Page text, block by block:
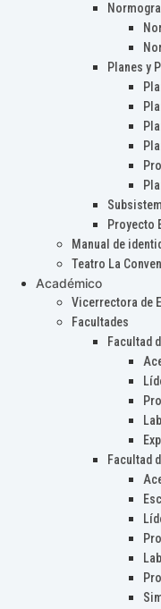
Planes y
Proyecto
Manual de
Teatro La
Académico
Vicerrectora de
Facultades
Facultad
Facultad